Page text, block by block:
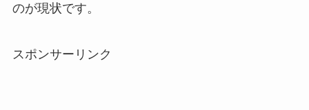
のが現状です。
スポンサーリンク